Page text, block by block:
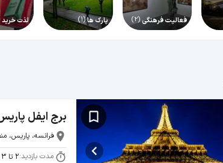
فعالیت فرهنگی(2) پارک‌ ها(1) لذت خرید
برج ایفل
فرانسه، پاریس، منطقه 7 پاریس، شمال پارک
مدت بازدید:2 تا 3 ساعت